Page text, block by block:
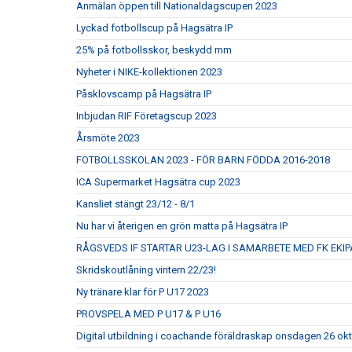
Anmälan öppen till Nationaldagscupen 2023
Lyckad fotbollscup på Hagsätra IP
25% på fotbollsskor, beskydd mm
Nyheter i NIKE-kollektionen 2023
Påsklovscamp på Hagsätra IP
Inbjudan RIF Företagscup 2023
Årsmöte 2023
FOTBOLLSSKOLAN 2023 - FÖR BARN FÖDDA 2016-2018
ICA Supermarket Hagsätra cup 2023
Kansliet stängt 23/12 - 8/1
Nu har vi återigen en grön matta på Hagsätra IP
RÅGSVEDS IF STARTAR U23-LAG I SAMARBETE MED FK
Skridskoutlåning vintern 22/23!
Ny tränare klar för P U17 2023
PROVSPELA MED P U17 & P U16
Digital utbildning i coachande föräldraskap onsdagen 26